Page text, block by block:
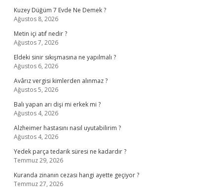
Kuzey Düğüm 7 Evde Ne Demek ?
Ağustos 8, 2026
Metin içi atıf nedir ?
Ağustos 7, 2026
Eldeki sinir sıkışmasına ne yapılmalı ?
Ağustos 6, 2026
Avârız vergisi kimlerden alınmaz ?
Ağustos 5, 2026
Balı yapan arı dişi mi erkek mi ?
Ağustos 4, 2026
Alzheimer hastasını nasıl uyutabilirim ?
Ağustos 4, 2026
Yedek parça tedarik süresi ne kadardır ?
Temmuz 29, 2026
Kuranda zinanın cezası hangi ayette geçiyor ?
Temmuz 27, 2026